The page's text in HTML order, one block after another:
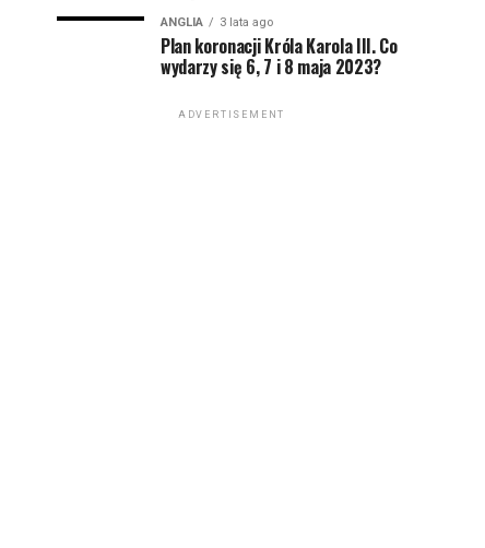
ANGLIA 3 lata ago
Plan koronacji Króla Karola III. Co
wydarzy się 6, 7 i 8 maja 2023?
ADVERTISEMENT